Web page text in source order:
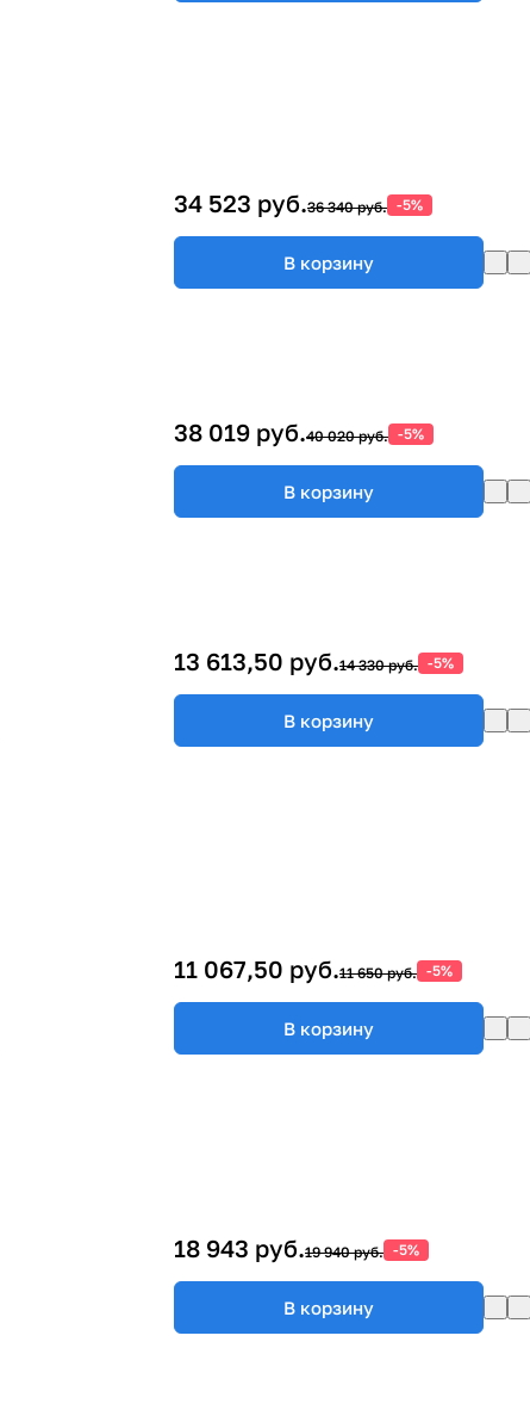
34 523 руб.36 340 руб. -5%
В корзину
38 019 руб.40 020 руб. -5%
В корзину
13 613,50 руб.14 330 руб. -5%
В корзину
11 067,50 руб.11 650 руб. -5%
В корзину
18 943 руб.19 940 руб. -5%
В корзину